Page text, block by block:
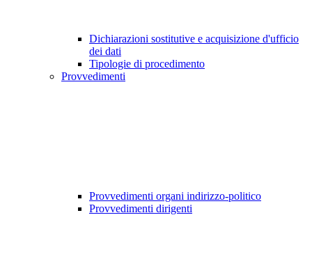
Dichiarazioni sostitutive e acquisizione d'ufficio
dei dati
Tipologie di procedimento
Provvedimenti
Provvedimenti organi indirizzo-politico
Provvedimenti dirigenti